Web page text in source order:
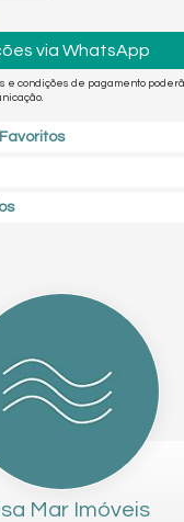
via WhatsApp
e condições de pagamento
Mar Imóveis